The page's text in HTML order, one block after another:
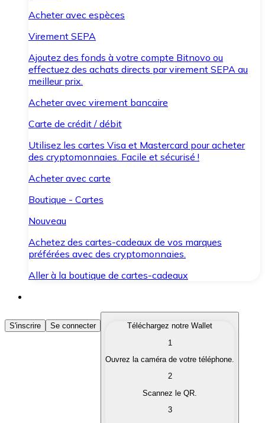
Acheter avec espèces
Virement SEPA
Ajoutez des fonds à votre compte Bitnovo ou
effectuez des achats directs par virement SEPA au
meilleur prix.
Acheter avec virement bancaire
Carte de crédit / débit
Utilisez les cartes Visa et Mastercard pour acheter
des cryptomonnaies. Facile et sécurisé !
Acheter avec carte
Boutique - Cartes
Nouveau
Achetez des cartes-cadeaux de vos marques
préférées avec des cryptomonnaies.
Aller à la boutique de cartes-cadeaux
Acheter des Cryptomonnaies
Achetez les cryptomonnaies qui vous intéressent
Convertissez vos cryptomonnaies en monnaie
S'inscrire Se connecter
Téléchargez notre Wallet
1
Ouvrez la caméra de votre téléphone.
2
Scannez le QR.
3